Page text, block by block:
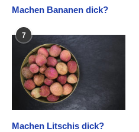
Machen Bananen dick?
7
Machen Litschis dick?